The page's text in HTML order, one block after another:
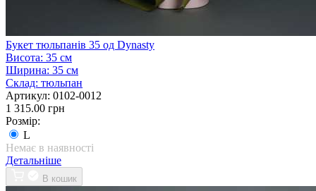
Букет тюльпанів 35 од Dynasty
Висота: 35 см
Ширина: 35 см
Склад: тюльпан
Артикул: 0102-0012
1 315.00 грн
Розмір:
L
Немає в наявності
Детальніше
В кошик